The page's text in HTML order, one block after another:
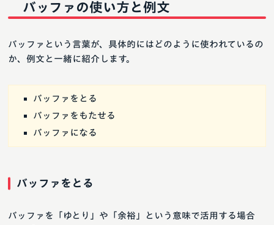
バッファの使い方と例文
バッファという言葉が、具体的にはどのように使われているの
か、例文と一緒に紹介します。
バッファをとる
バッファをもたせる
バッファになる
バッファをとる
バッファを「ゆとり」や「余裕」という意味で活用する場合